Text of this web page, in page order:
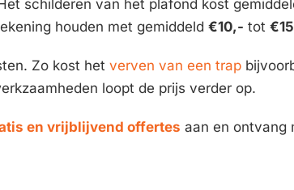
schilderen van het plafond kost
houden met gemiddeld €10,- tot
Zo kost het verven van een trap
loopt de prijs verder op.
en vrijblijvend offertes aan en ontvang